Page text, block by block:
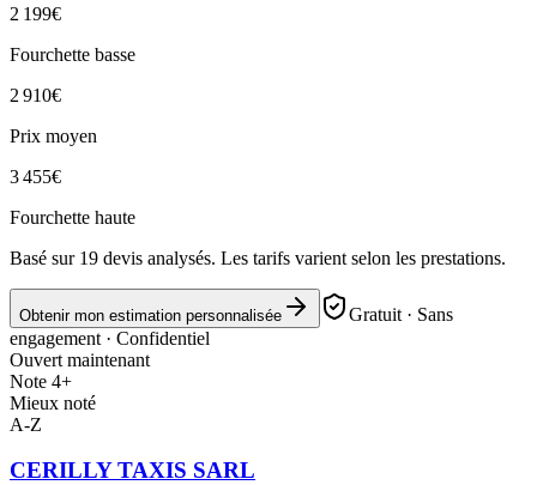
2 199€
Fourchette basse
2 910€
Prix moyen
3 455€
Fourchette haute
Basé sur 19 devis analysés. Les tarifs varient selon les prestations.
Obtenir mon estimation personnalisée
Gratuit · Sans
engagement · Confidentiel
Ouvert maintenant
Note 4+
Mieux noté
A-Z
CERILLY TAXIS SARL